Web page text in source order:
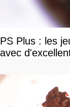
PS Plus : les
avec